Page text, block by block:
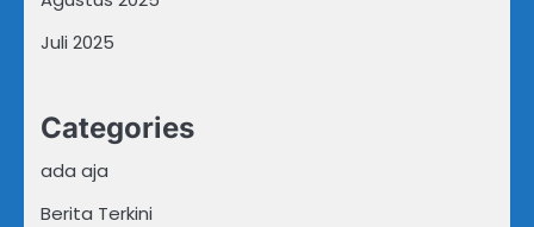
Juli 2025
Categories
ada aja
Berita Terkini